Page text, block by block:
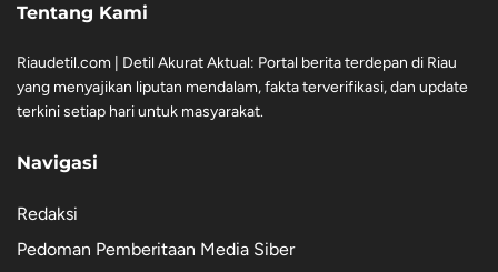
Tentang Kami
Riaudetil.com | Detil Akurat Aktual: Portal berita terdepan di Riau
yang menyajikan liputan mendalam, fakta terverifikasi, dan update
terkini setiap hari untuk masyarakat.
Navigasi
Redaksi
Pedoman Pemberitaan Media Siber